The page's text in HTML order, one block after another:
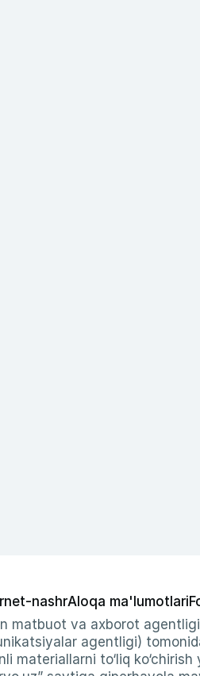
nashrAloqa ma'lumotlari
matbuot va axborot
agentligi)
materiallarni to‘liq